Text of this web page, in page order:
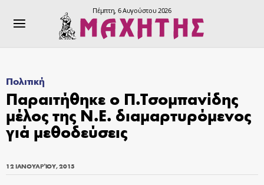
Πέμπτη, 6 Αυγούστου 2026
Πολιτική
Παραιτήθηκε ο Π.Τσομπανίδης
μέλος της Ν.Ε. διαμαρτυρόμενος
γιά μεθοδεύσεις
12 ΙΑΝΟΥΑΡΊΟΥ, 2015